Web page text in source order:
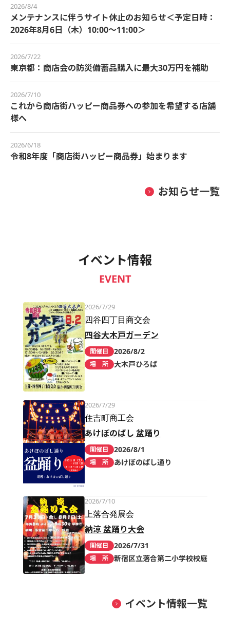
2026/8/4
メンテナンスに伴うサイト休止のお知らせ＜予定日時：
2026年8月6日（木）10:00～11:00＞
2026/7/22
東京都：商店会の防災備蓄品購入に最大30万円を補助
2026/7/10
これから商店街ハッピー商品券への参加を希望する店舗
様へ
2026/6/18
令和8年度「商店街ハッピー商品券」始まります
お知らせ一覧
イベント情報
EVENT
2026/7/29
四谷四丁目商交会
四谷大木戸ガーデン
開催日 2026/8/2
場 所 大木戸ひろば
2026/7/29
住吉町商工会
あけぼのばし 盆踊り
開催日 2026/8/1
場 所 あけぼのばし通り
2026/7/10
上落合発展会
納涼 盆踊り大会
開催日 2026/7/31
場 所 新宿区立落合第二小学校校庭
イベント情報一覧